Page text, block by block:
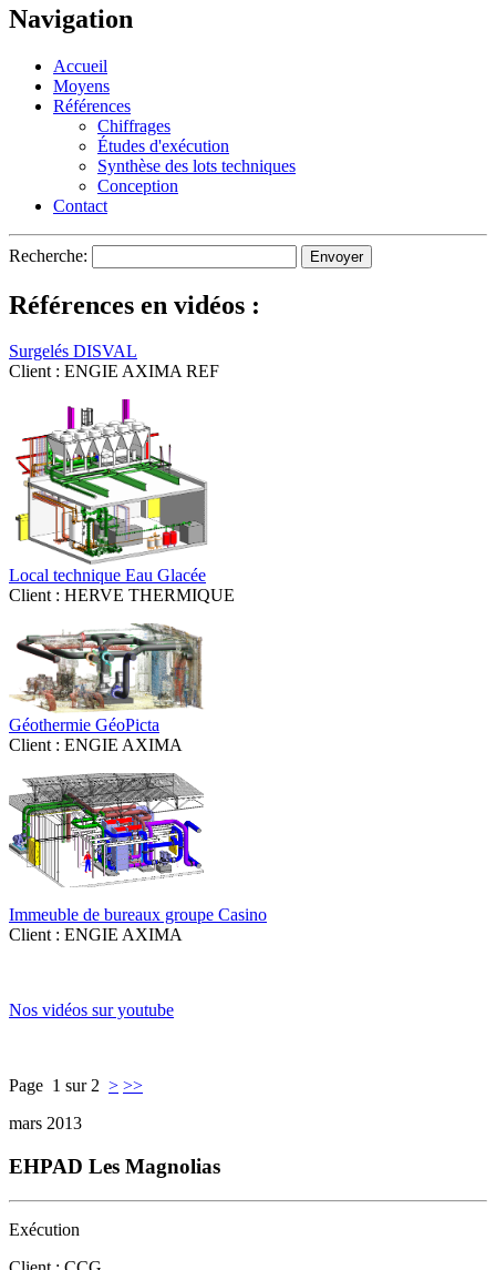
Navigation
Accueil
Moyens
Références
Chiffrages
Études d'exécution
Synthèse des lots techniques
Conception
Contact
Recherche:
Références en vidéos :
Surgelés DISVAL
Client : ENGIE AXIMA REF
Local technique Eau Glacée
Client : HERVE THERMIQUE
Géothermie GéoPicta
Client : ENGIE AXIMA
Immeuble de bureaux groupe Casino
Client : ENGIE AXIMA
Nos vidéos sur youtube
Page 1 sur 2 > >>
mars 2013
EHPAD Les Magnolias
Exécution